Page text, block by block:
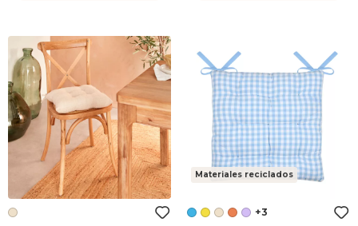
Materiales reciclados
+3